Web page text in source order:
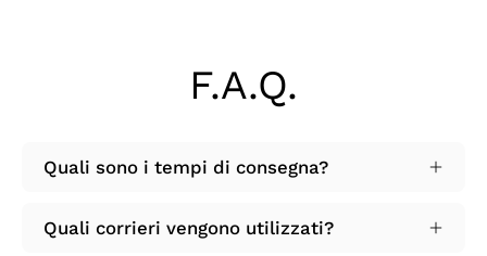
F.A.Q.
Quali sono i tempi di consegna?
Quali corrieri vengono utilizzati?